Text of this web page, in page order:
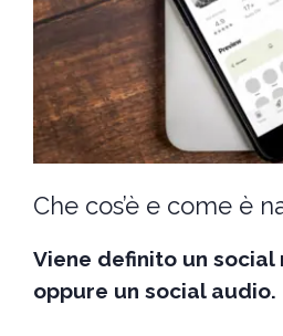
Che cos’è e come è
Viene definito un
oppure un social audio.